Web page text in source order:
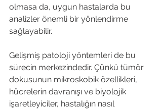
olmasa da, uygun hastalarda bu
analizler önemli bir yönlendirme
sağlayabilir.
Gelişmiş patoloji yöntemleri de bu
sürecin merkezindedir. Çünkü tümör
dokusunun mikroskobik özellikleri,
hücrelerin davranışı ve biyolojik
işaretleyiciler, hastalığın nasıl